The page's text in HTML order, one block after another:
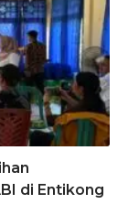
di Entikong